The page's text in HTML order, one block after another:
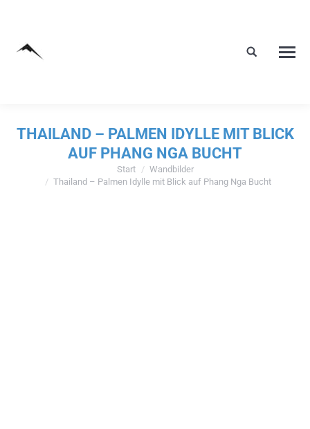
THAILAND – PALMEN IDYLLE MIT BLICK
AUF PHANG NGA BUCHT
Start
Wandbilder
Thailand – Palmen Idylle mit Blick auf Phang Nga Bucht